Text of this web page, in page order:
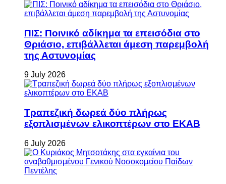
ΠΙΣ: Ποινικό αδίκημα τα επεισόδια στο
Θριάσιο, επιβάλλεται άμεση παρεμβολή
της Αστυνομίας
9 July 2026
Τραπεζική δωρεά δύο πλήρως
εξοπλισμένων ελικοπτέρων στο ΕΚΑΒ
6 July 2026